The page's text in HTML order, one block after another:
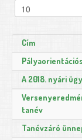
Cím
A 2018. nyári
tanév
Tanévzáró